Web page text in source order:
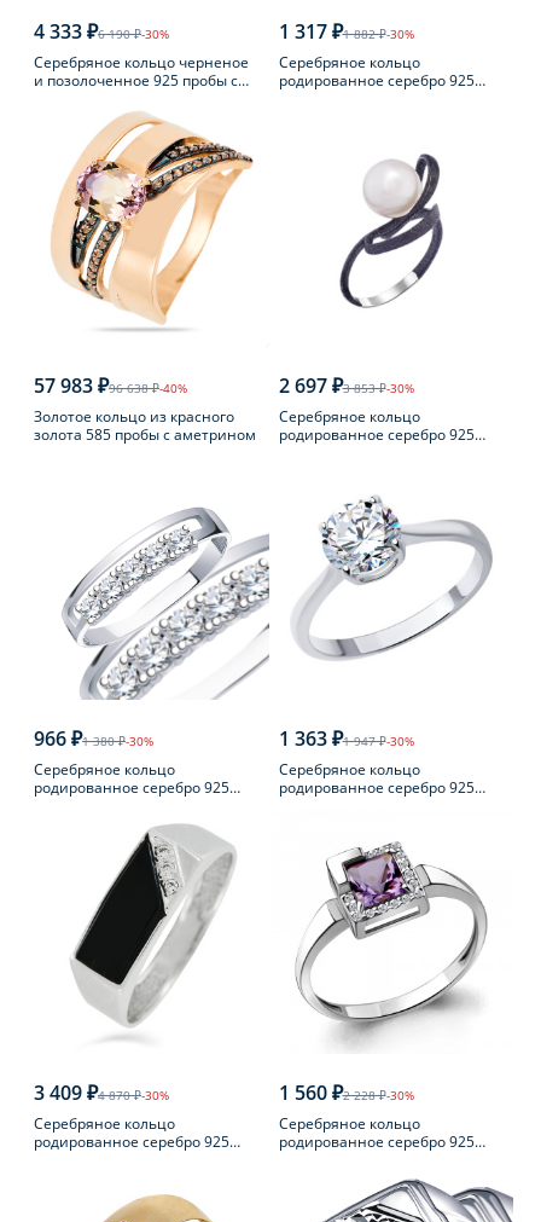
4 333 ₽6 190 ₽-30%
Серебряное кольцо черненое
и позолоченное 925 пробы с
1 317 ₽1 882 ₽-30%
Серебряное кольцо
родированное серебро 925
57 983 ₽96 638 ₽-40%
Золотое кольцо из красного
золота 585 пробы с аметрином
2 697 ₽3 853 ₽-30%
Серебряное кольцо
родированное серебро 925
966 ₽1 380 ₽-30%
Серебряное кольцо
родированное серебро 925
1 363 ₽1 947 ₽-30%
Серебряное кольцо
родированное серебро 925
3 409 ₽4 870 ₽-30%
Серебряное кольцо
родированное серебро 925
1 560 ₽2 228 ₽-30%
Серебряное кольцо
родированное серебро 925